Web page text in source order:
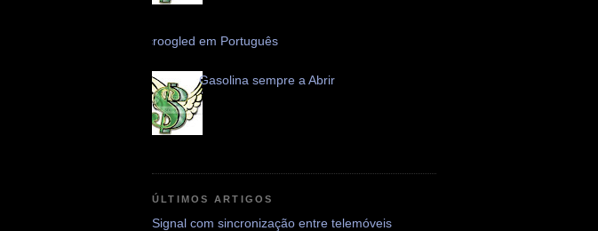
Scroogled em Português
Gasolina sempre a Abrir
ÚLTIMOS ARTIGOS
Signal com sincronização entre telemóveis